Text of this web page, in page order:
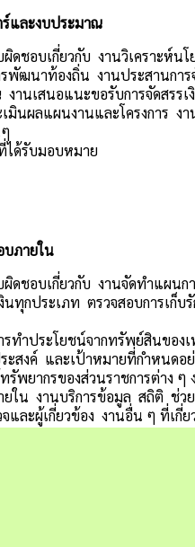
และงบประมาณ
ดชอบเกี่ยวกับ งานวิเคราะห์
พัฒนาท้องถิ่น งานประสานก
งานเสนอแนะขอรับการจัดสร
มินผลแผนงานและโครงการ ง
ได้รับมอบหมาย
บภายใน
ดชอบเกี่ยวกับ งานจัดทำแผนก
งินทุกประเภท ตรวจสอบการเ
รทำประโยชน์จากทรัพย์สินขอ
ะสงค์ และเป้าหมายที่กำหนด
รัพยากรของส่วนราชการต่าง
ยใน งานบริการข้อมูล สถิติ ช่
และผู้เกี่ยวข้อง งานอื่น ๆ ที่เกี่